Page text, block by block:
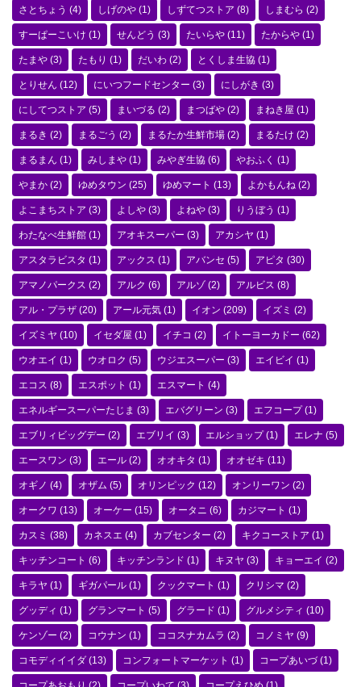
さとちょう (4) しげのや (1) しずてつストア (8) しまむら (2)
すーぱーこいけ (1) せんどう (3) たいらや (11) たからや (1)
たまや (3) たもり (1) だいわ (2) とくしま生協 (1)
とりせん (12) にいつフードセンター (3) にしがき (3)
にしてつストア (5) まいづる (2) まつばや (2) まねき屋 (1)
まるき (2) まるごう (2) まるたか生鮮市場 (2) まるたけ (2)
まるまん (1) みしまや (1) みやぎ生協 (6) やおふく (1)
やまか (2) ゆめタウン (25) ゆめマート (13) よかもんね (2)
よこまちストア (3) よしや (3) よねや (3) りうぼう (1)
わたなべ生鮮館 (1) アオキスーパー (3) アカシヤ (1)
アスタラビスタ (1) アックス (1) アバンセ (5) アピタ (30)
アマノパークス (2) アルク (6) アルゾ(2) アルビス (8)
アル・プラザ (20) アール元気 (1) イオン (209) イズミ (2)
イズミヤ (10) イセダ屋 (1) イチコ (2) イトーヨーカドー (62)
ウオエイ (1) ウオロク (5) ウジエスーパー (3) エイビイ (1)
エコス (8) エスポット (1) エスマート (4)
エネルギースーパーたじま (3) エバグリーン (3) エフコープ(1)
エブリィビッグデー (2) エブリイ (3) エルショップ(1) エレナ (5)
エースワン (3) エール (2) オオキタ (1) オオゼキ (11)
オギノ (4) オザム (5) オリンピック (12) オンリーワン (2)
オークワ (13) オーケー (15) オータニ (6) カジマート (1)
カスミ (38) カネスエ (4) カブセンター (2) キクコーストア (1)
キッチンコート (6) キッチンランド (1) キヌヤ (3) キョーエイ (2)
キラヤ (1) ギガパール (1) クックマート (1) クリシマ (2)
グッディ (1) グランマート (5) グラード (1) グルメシティ (10)
ケンゾー (2) コウナン (1) ココスナカムラ (2) コノミヤ (9)
コモディイイダ (13) コンフォートマーケット (1) コープあいづ(1)